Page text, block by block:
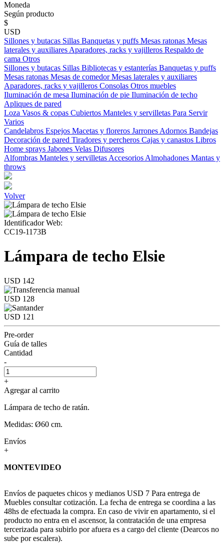
Moneda
Según producto
$
USD
Sillones y butacas Sillas Banquetas y puffs Mesas ratonas Mesas
laterales y auxiliares Aparadores, racks y vajilleros Respaldo de
cama Otros
Sillones y butacas Sillas Bibliotecas y estanterías Banquetas y puffs
Mesas ratonas Mesas de comedorMesas laterales y auxiliares
Aparadores, racks y vajilleros Consolas Otros muebles
Iluminación de mesa Iluminación de pie Iluminación de techo
Apliques de pared
Loza Vasos & copas Cubiertos Manteles y servilletas Para Servir
Varios
Candelabros Espejos Macetas y floreros Jarrones Adornos Bandejas
Decoración de pared Tiradores y percheros Cajas y canastos Libros
Home sprays Jabones Velas Difusores
Alfombras Manteles y servilletas Accesorios Almohadones Mantas y
throws
Volver
Identificador Web:
CC19-1173B
Lámpara de techo Elsie
USD 142
USD 128
USD 121
Pre-order
Guía de talles
Cantidad
-
+
Agregar al carrito
Lámpara de techo de ratán.
Medidas: Ø60 cm.
Envíos
+
MONTEVIDEO
Envíos de paquetes chicos y medianos USD 7 Para entrega de
Muebles consultar cotización. La fecha de entrega se coordina a las
48hs de efectuada la compra. En caso de vivir en apartamento, si el
producto no entra en el ascensor, la contratación de una empresa
tercerizada para subirlo por afuera es a cargo del cliente (Dearcos no
sube por escalera).